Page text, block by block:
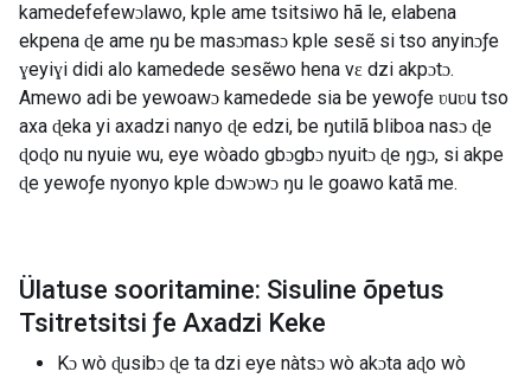
kamedefefewɔlawo, kple ame tsitsiwo hã le, elabena
ekpena ɖe ame ŋu be masɔmasɔ kple sesẽ si tso anyinɔƒe
ɣeyiɣi didi alo kamedede sesẽwo hena vɛ dzi akpɔtɔ.
Amewo adi be yewoawɔ kamedede sia be yewoƒe ʋuʋu tso
axa ɖeka yi axadzi nanyo ɖe edzi, be ŋutilã bliboa nasɔ ɖe
ɖoɖo nu nyuie wu, eye wòado gbɔgbɔ nyuitɔ ɖe ŋgɔ, si akpe
ɖe yewoƒe nyonyo kple dɔwɔwɔ ŋu le goawo katã me.
Ülatuse sooritamine: Sisuline õpetus
Tsitretsitsi ƒe Axadzi Keke
Kɔ wò ɖusibɔ ɖe ta dzi eye nàtsɔ wò akɔta aɖo wò